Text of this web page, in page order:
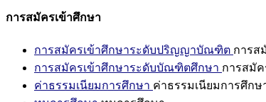
การสมัครเข้าศึกษา
การสมัครเข้าศึกษาระดับปริญญาบัณฑิต การส
การสมัครเข้าศึกษาระดับบัณฑิตศึกษา การสมั
ค่าธรรมเนียมการศึกษา ค่าธรรมเนียมการศึกษ